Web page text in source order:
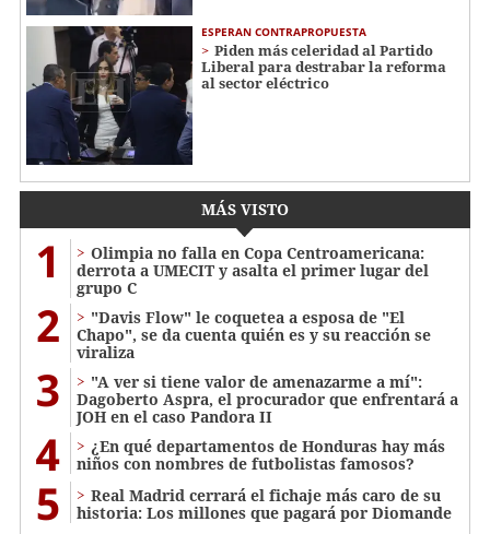
ESPERAN CONTRAPROPUESTA
Piden más celeridad al Partido
Liberal para destrabar la reforma
al sector eléctrico
MÁS VISTO
1
Olimpia no falla en Copa Centroamericana:
derrota a UMECIT y asalta el primer lugar del
grupo C
2
"Davis Flow" le coquetea a esposa de "El
Chapo", se da cuenta quién es y su reacción se
viraliza
3
"A ver si tiene valor de amenazarme a mí":
Dagoberto Aspra, el procurador que enfrentará a
JOH en el caso Pandora II
4
¿En qué departamentos de Honduras hay más
niños con nombres de futbolistas famosos?
5
Real Madrid cerrará el fichaje más caro de su
historia: Los millones que pagará por Diomande